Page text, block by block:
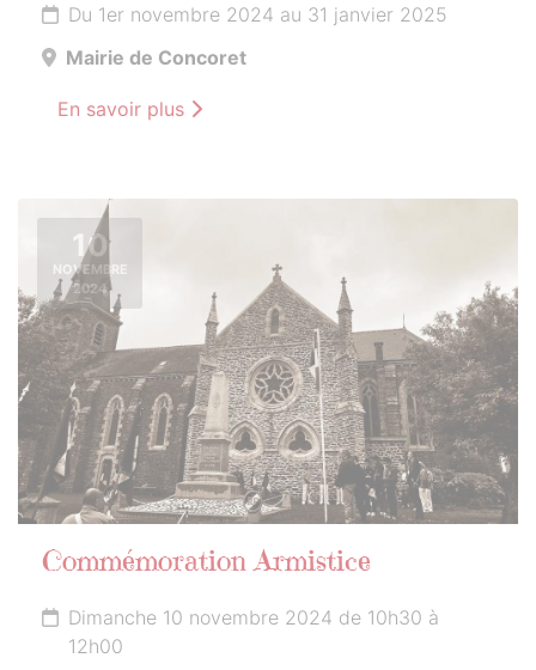
Du 1er novembre 2024 au 31 janvier 2025
Mairie de Concoret
En savoir plus
10
NOVEMBRE
2024
Commémoration Armistice
Dimanche 10 novembre 2024 de 10h30 à
12h00